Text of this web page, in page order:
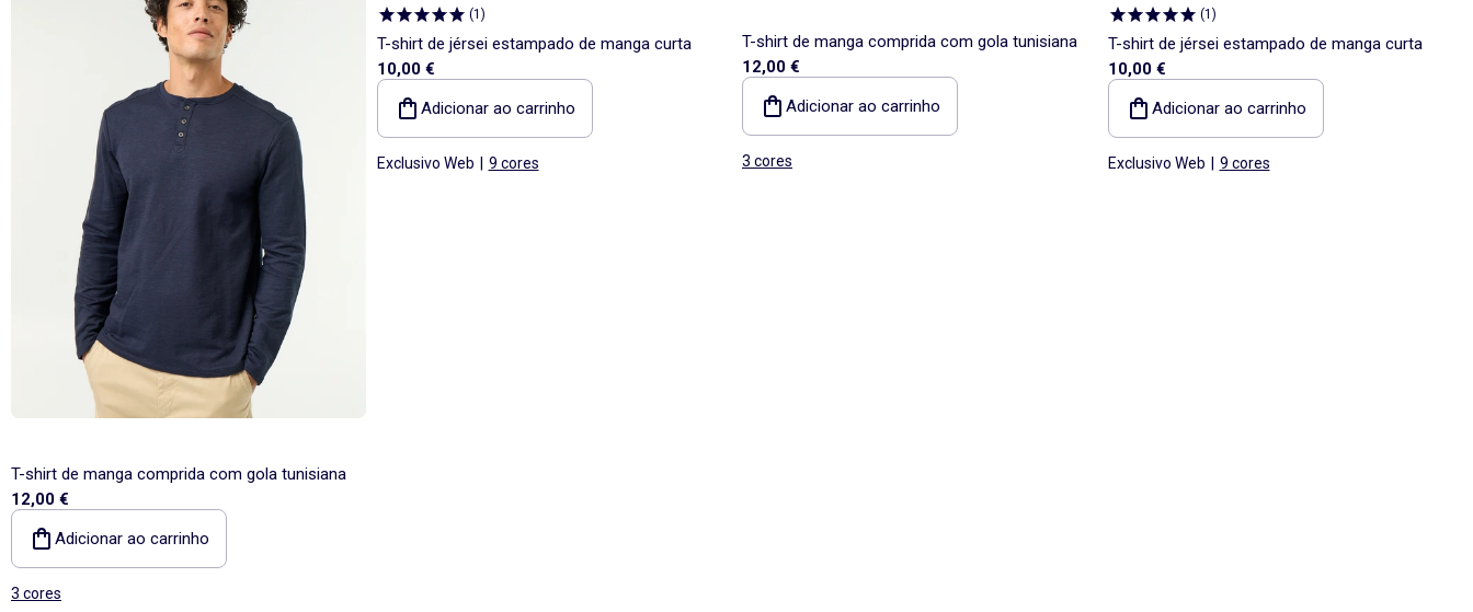
T-shirt de manga comprida com gola tunisiana
12,00 €
Adicionar ao carrinho
3 cores
(1 )
T-shirt de jérsei estampado de manga curta
10,00 €
Adicionar ao carrinho
Exclusivo Web 9 cores
T-shirt de manga comprida com gola tunisiana
12,00 €
Adicionar ao carrinho
3 cores
(1 )
T-shirt de jérsei estampado de manga curta
10,00 €
Adicionar ao carrinho
Exclusivo Web 9 cores